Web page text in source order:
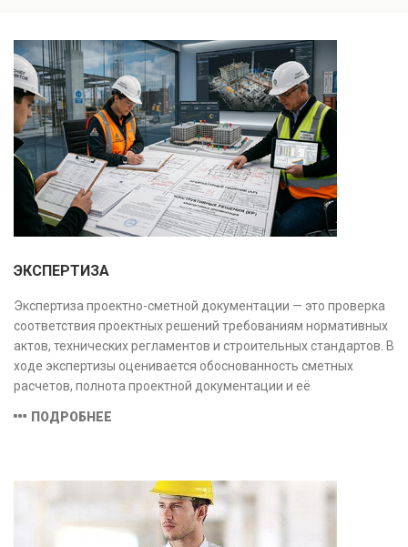
качества строительства, подготовки к реконструкции,
оценки рисков и судебных разбирательств.
Результатом является официальное техническое
заключение, имеющее юридическую силу.
ЭКСПЕРТИЗА
Экспертиза проектно-сметной документации — это проверка
соответствия проектных решений требованиям нормативных
актов, технических регламентов и строительных стандартов. В
ходе экспертизы оценивается обоснованность сметных
расчетов, полнота проектной документации и её
предотвратить ошибки на этапе строительства и
ПОДРОБНЕЕ